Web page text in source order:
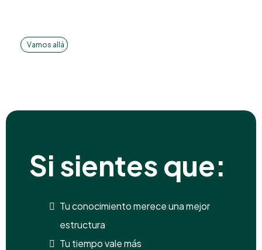
Vamos allá
Si sientes que:
Tu conocimiento merece una mejor
estructura
Tu tiempo vale más